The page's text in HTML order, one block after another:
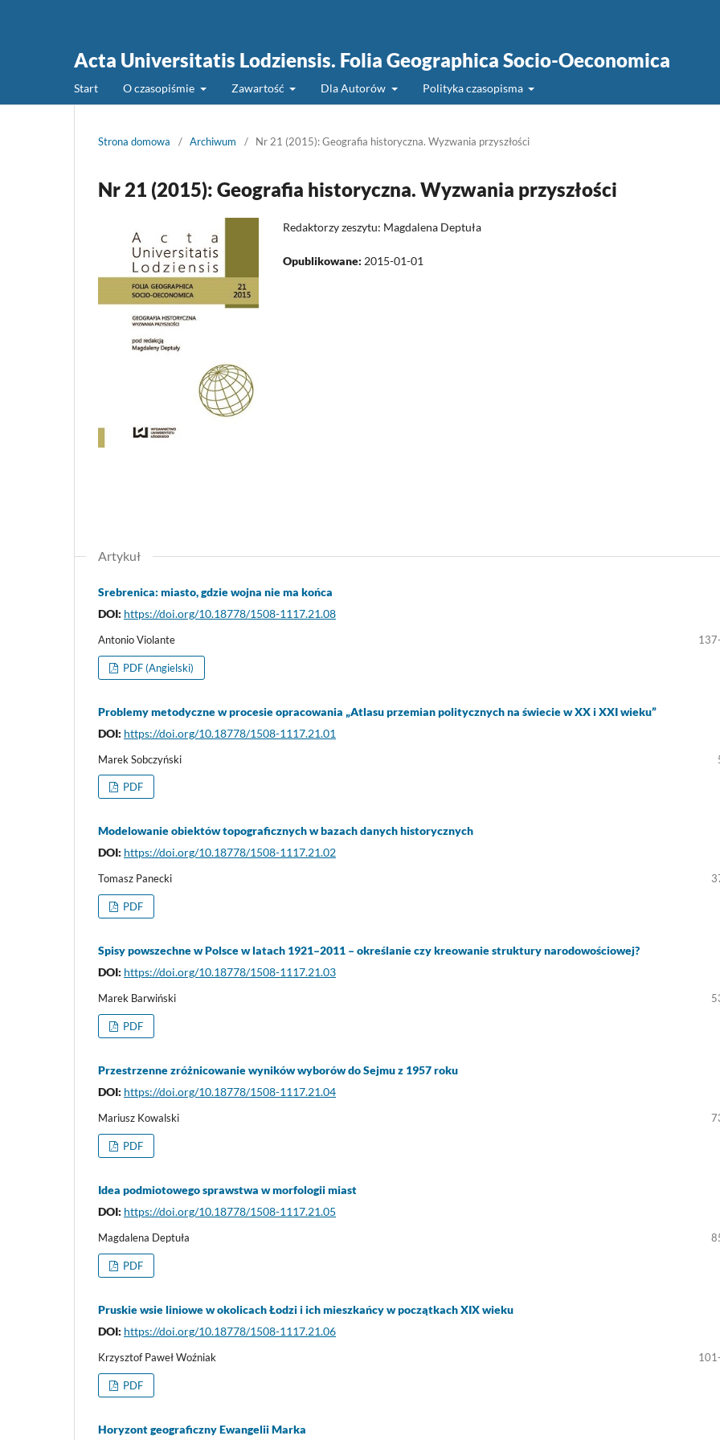
Acta Universitatis Lodziensis. Folia Geographica Socio-Oeconomica
Start O czasopiśmie Zawartość Dla Autorów Polityka czasopisma
Strona domowa / Archiwum / Nr 21 (2015): Geografia historyczna. Wyzwania przyszłości
Nr 21 (2015): Geografia historyczna. Wyzwania przyszłości
Redaktorzy zeszytu: Magdalena Deptuła
Opublikowane: 2015-01-01
Artykuł
Srebrenica: miasto, gdzie wojna nie ma końca
DOI: https://doi.org/10.18778/1508-1117.21.08
Antonio Violante
PDF (Angielski)
Problemy metodyczne w procesie opracowania „Atlasu przemian politycznych na świecie w XX i XXI wieku”
DOI: https://doi.org/10.18778/1508-1117.21.01
Marek Sobczyński
PDF
Modelowanie obiektów topograficznych w bazach danych historycznych
DOI: https://doi.org/10.18778/1508-1117.21.02
Tomasz Panecki
PDF
Spisy powszechne w Polsce w latach 1921–2011 – określanie czy kreowanie struktury narodowościowej?
DOI: https://doi.org/10.18778/1508-1117.21.03
Marek Barwiński
PDF
Przestrzenne zróżnicowanie wyników wyborów do Sejmu z 1957 roku
DOI: https://doi.org/10.18778/1508-1117.21.04
Mariusz Kowalski
PDF
Idea podmiotowego sprawstwa w morfologii miast
DOI: https://doi.org/10.18778/1508-1117.21.05
Magdalena Deptuła
PDF
Pruskie wsie liniowe w okolicach Łodzi i ich mieszkańcy w początkach XIX wieku
DOI: https://doi.org/10.18778/1508-1117.21.06
Krzysztof Paweł Woźniak
PDF
Horyzont geograficzny Ewangelii Marka